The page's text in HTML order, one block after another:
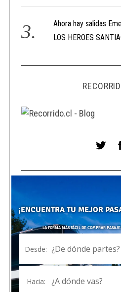
Ahora hay salidas
LOS HEROES